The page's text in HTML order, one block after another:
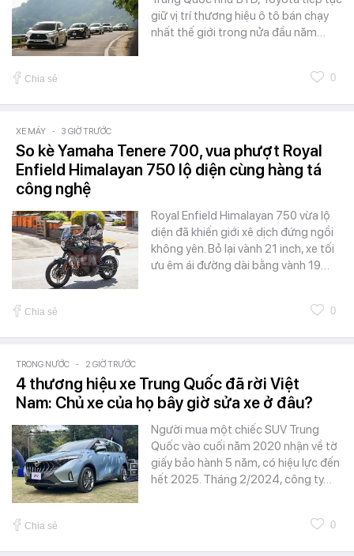
giữ vị trí thương hiệu ô tô bán chạy
nhất thế giới trong nửa đầu năm…
Chia sẻ 0
XE MÁY - 3 GIỜ TRƯỚC
So kè Yamaha Tenere 700, vua phượt Royal
Enfield Himalayan 750 lộ diện cùng hàng tá
công nghệ
Royal Enfield Himalayan 750 vừa lộ
diện đã khiến giới xê dịch đứng ngồi
không yên. Bỏ lại vành 21 inch, xe tối
ưu êm ái đường dài bằng vành 19…
Chia sẻ 0
TRONG NƯỚC - 2 GIỜ TRƯỚC
4 thương hiệu xe Trung Quốc đã rời Việt
Nam: Chủ xe của họ bây giờ sửa xe ở đâu?
Người mua một chiếc SUV Trung
Quốc vào cuối năm 2020 nhận về tờ
giấy bảo hành 5 năm, có hiệu lực đến
hết 2025. Tháng 2/2024, công ty…
Chia sẻ 0